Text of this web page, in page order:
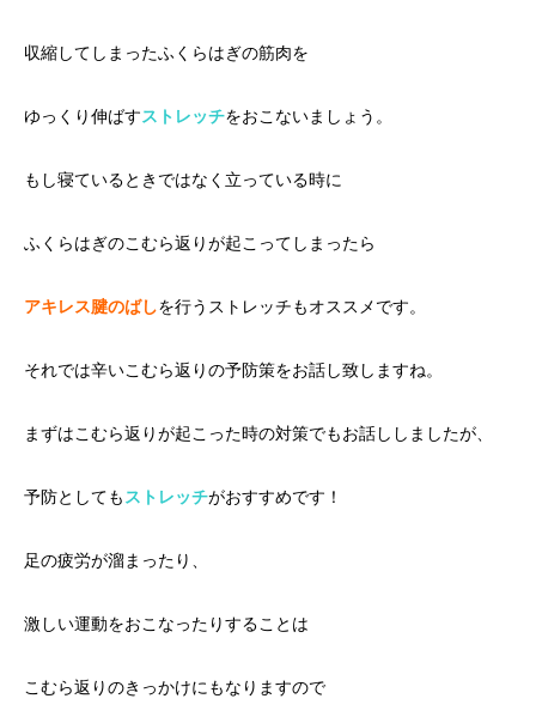
収縮してしまったふくらはぎの筋肉を
ゆっくり伸ばす ストレッチをおこないましょう。
もし寝ているときではなく立っている時に
ふくらはぎのこむら返りが起こってしまったら
アキレス腱のばしを行うストレッチもオススメです。
それでは辛いこむら返りの予防策をお話し致しますね。
まずはこむら返りが起こった時の対策でもお話ししましたが、
予防としても ストレッチがおすすめです！
足の疲労が溜まったり、
激しい運動をおこなったりすることは
こむら返りのきっかけにもなりますので